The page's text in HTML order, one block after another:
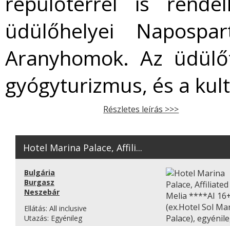
üdülőhelyei
Aranyhomok. Az
gyógyturizmus, és a
Részletes leírás >>>
Hotel Marina Palace, Affili...
Bulgária
Burgasz
Neszebár
Ellátás: All inclusive
Utazás: Egyénileg